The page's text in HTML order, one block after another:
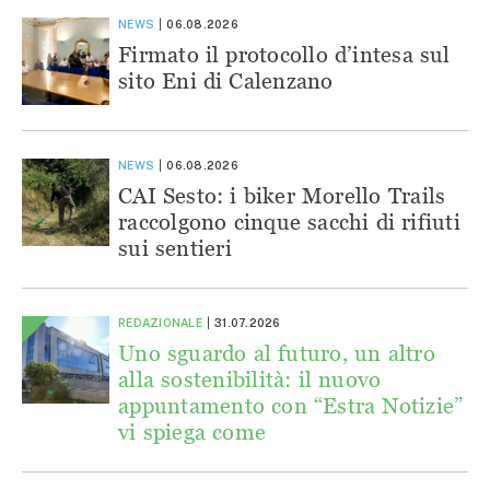
NEWS 06.08.2026
Firmato il protocollo d’intesa sul
sito Eni di Calenzano
NEWS 06.08.2026
CAI Sesto: i biker Morello Trails
raccolgono cinque sacchi di rifiuti
sui sentieri
REDAZIONALE 31.07.2026
Uno sguardo al futuro, un altro
alla sostenibilità: il nuovo
appuntamento con “Estra Notizie”
vi spiega come